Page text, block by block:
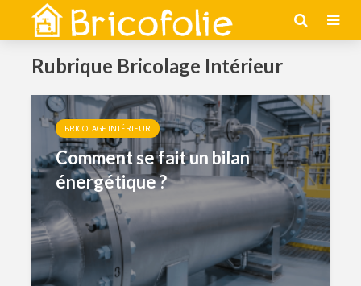
Rubrique Bricolage Intérieur
BRICOLAGE INTÉRIEUR
Comment se fait un bilan
énergétique ?